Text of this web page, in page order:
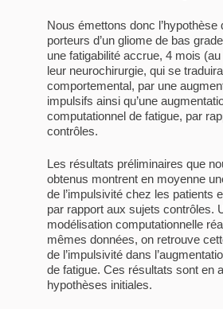
Nous émettons donc l’hypothèse
porteurs d’un gliome de bas
une fatigabilité accrue, 4 mois
leur neurochirurgie, qui se
comportemental, par une
impulsifs ainsi qu’une
computationnel de fatigue, par
contrôles.
Les résultats préliminaires que
obtenus montrent en moyenne
de l’impulsivité chez les patients
par rapport aux sujets contrôles.
modélisation computationnelle
mêmes données, on retrouve
de l’impulsivité dans
de fatigue. Ces résultats sont en
hypothèses initiales.